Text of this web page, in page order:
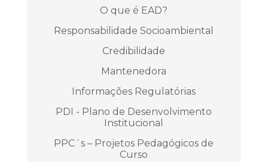
O que é EAD?
Responsabilidade Socioambiental
Credibilidade
Mantenedora
Informações Regulatórias
PDI - Plano de Desenvolvimento
Institucional
PPC´s – Projetos Pedagógicos de
Curso